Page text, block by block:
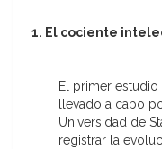
1. El cociente
El primer
llevado a cabo
Universidad de
registrar la